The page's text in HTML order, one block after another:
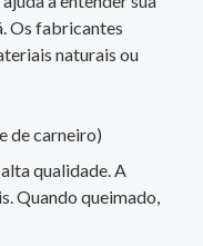
Os fabricantes
naturais ou
de carneiro)
qualidade. A
Quando queimado,